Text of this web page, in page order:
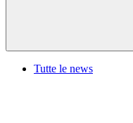
Tutte le news